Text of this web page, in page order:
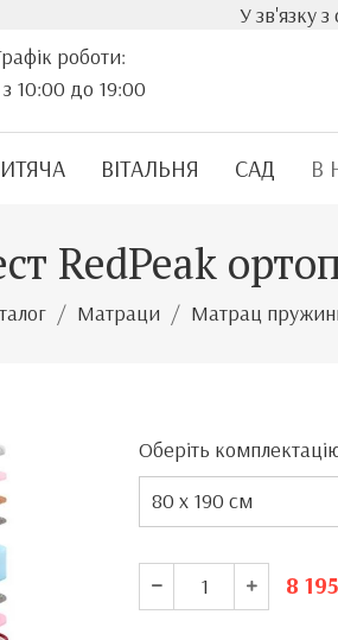
У зв'язку з
роботи:
10:00 до 19:00
ВІТАЛЬНЯ САД В
RedPeak
Матраци Матрац
Оберіть
80 х 190 см
8 195